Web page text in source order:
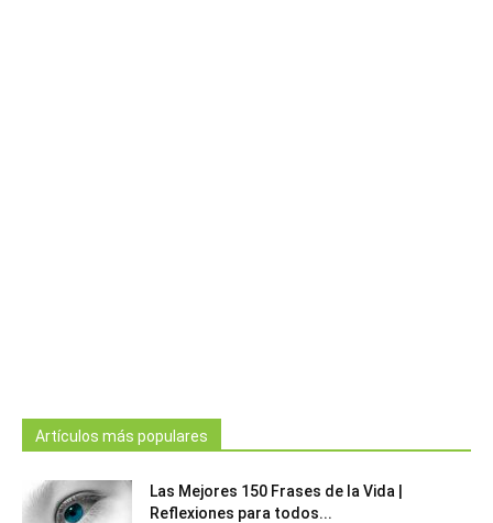
Artículos más populares
Las Mejores 150 Frases de la Vida |
Reflexiones para todos...